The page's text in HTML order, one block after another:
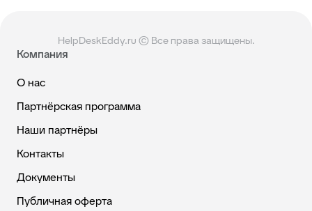
HelpDeskEddy.ru © Все права защищены.
Компания
О нас
Партнёрская программа
Наши партнёры
Контакты
Документы
Публичная оферта